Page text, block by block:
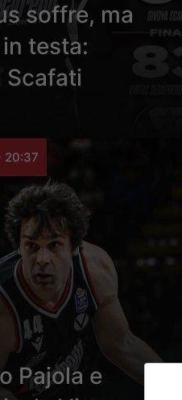
soffre, ma
testa:
Scafati
20:37
Pajola e